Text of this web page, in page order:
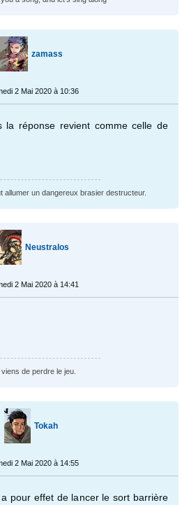
zamass
2 Mai 2020 à 10:36
la réponse revient comme celle de
allumer un dangereux brasier destructeur.
Neustralos
2 Mai 2020 à 14:41
de perdre le jeu.
Tokah
2 Mai 2020 à 14:55
pour effet de lancer le sort barrière